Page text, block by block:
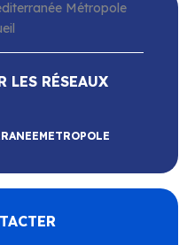
LES RÉSEAUX